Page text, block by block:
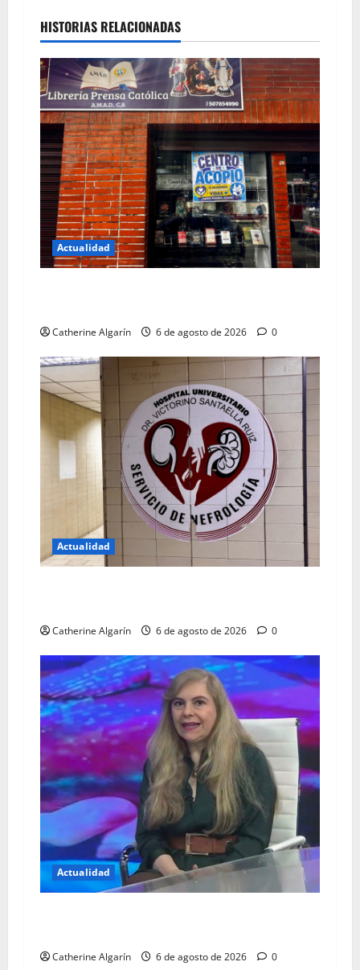
HISTORIAS RELACIONADAS
Actualidad
Catherine Algarín 6 de agosto de 2026 0
Actualidad
Catherine Algarín 6 de agosto de 2026 0
Actualidad
Catherine Algarín 6 de agosto de 2026 0